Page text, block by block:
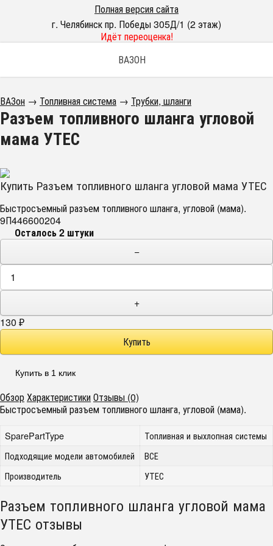
Полная версия сайта
г. Челябинск пр. Победы 305Д/1 (2 этаж)
Идёт переоценка!
ВАЗОН
ВАЗон → Топливная система → Трубки, шланги
Разъем топливного шланга угловой
мама УТЕС
Купить Разъем топливного шланга угловой мама УТЕС
Быстросъемный разъем топливного шланга, угловой (мама).
9П446600204
Осталось 2 штуки
−
+
130 ₽
Купить в 1 клик
ОбзорХарактеристикиОтзывы (0)
Быстросъемный разъем топливного шланга, угловой (мама).
SparePartType
Топливная и выхлопная системы
Подходящие модели автомобилей
ВСЕ
Производитель
УТЕС
Разъем топливного шланга угловой мама
УТЕС отзывы